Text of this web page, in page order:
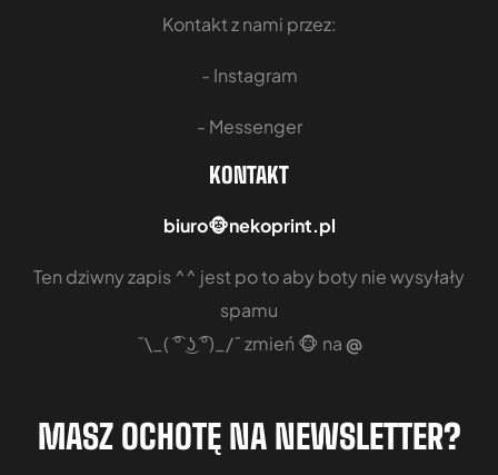
Kontakt z nami przez:
- Instagram
- Messenger
KONTAKT
​biuro🐵nekoprint.pl
Ten dziwny zapis ^^ jest po to aby boty nie wysyłały
spamu
¯\_( ͡° ͜ʖ ͡°)_/¯ zmień 🐵 na @
MASZ OCHOTĘ NA NEWSLETTER?